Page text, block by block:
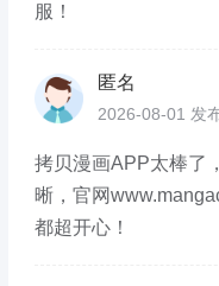
服！
匿名
2026-08-01 发
拷贝漫画APP太棒了
晰，官网
都超开心！